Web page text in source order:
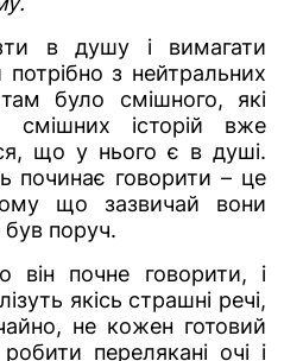
в душу і вимагати
з нейтральних
було смішного, які
смішних історій вже
що у нього є в душі.
говорити – це
що зазвичай вони
був поруч.
почне говорити, і
якісь страшні речі,
не кожен готовий
перелякані очі і